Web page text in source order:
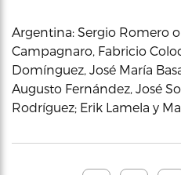
Argentina: Sergio Romero
Campagnaro, Fabricio
Domínguez, José María
Augusto Fernández, José
Rodríguez; Erik Lamela y